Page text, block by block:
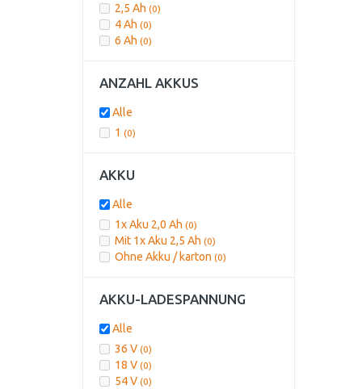
2,5 Ah (0)
4 Ah (0)
6 Ah (0)
ANZAHL AKKUS
Alle
1 (0)
AKKU
Alle
1x Aku 2,0 Ah (0)
Mit 1x Aku 2,5 Ah (0)
Ohne Akku / karton (0)
AKKU-LADESPANNUNG
Alle
36 V (0)
18 V (0)
54 V (0)